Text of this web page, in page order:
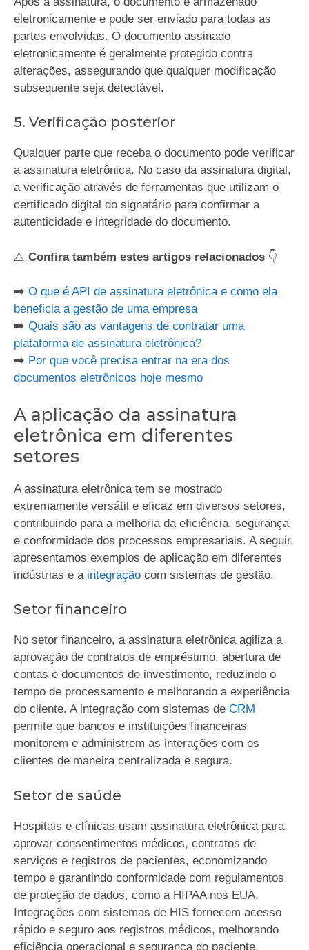
eletronicamente e pode ser enviado para todas as
partes envolvidas. O documento assinado
eletronicamente é geralmente protegido contra
alterações, assegurando que qualquer modificação
subsequente seja detectável.
5. Verificação posterior
Qualquer parte que receba o documento pode verificar
a assinatura eletrônica. No caso da assinatura digital,
a verificação através de ferramentas que utilizam o
certificado digital do signatário para confirmar a
autenticidade e integridade do documento.
⚠️ Confira também estes artigos relacionados 👇
➡️ O que é API de assinatura eletrônica e como ela
beneficia a gestão de uma empresa
➡️ Quais são as vantagens de contratar uma
plataforma de assinatura eletrônica?
➡️ Por que você precisa entrar na era dos
documentos eletrônicos hoje mesmo
A aplicação da assinatura
eletrônica em diferentes
setores
A assinatura eletrônica tem se mostrado
extremamente versátil e eficaz em diversos setores,
contribuindo para a melhoria da eficiência, segurança
e conformidade dos processos empresariais. A seguir,
apresentamos exemplos de aplicação em diferentes
indústrias e a integração com sistemas de gestão.
Setor financeiro
No setor financeiro, a assinatura eletrônica agiliza a
aprovação de contratos de empréstimo, abertura de
contas e documentos de investimento, reduzindo o
tempo de processamento e melhorando a experiência
do cliente. A integração com sistemas de CRM
permite que bancos e instituições financeiras
monitorem e administrem as interações com os
clientes de maneira centralizada e segura.
Setor de saúde
Hospitais e clínicas usam assinatura eletrônica para
aprovar consentimentos médicos, contratos de
serviços e registros de pacientes, economizando
tempo e garantindo conformidade com regulamentos
de proteção de dados, como a HIPAA nos EUA.
Integrações com sistemas de HIS fornecem acesso
rápido e seguro aos registros médicos, melhorando
eficiência operacional e segurança do paciente.